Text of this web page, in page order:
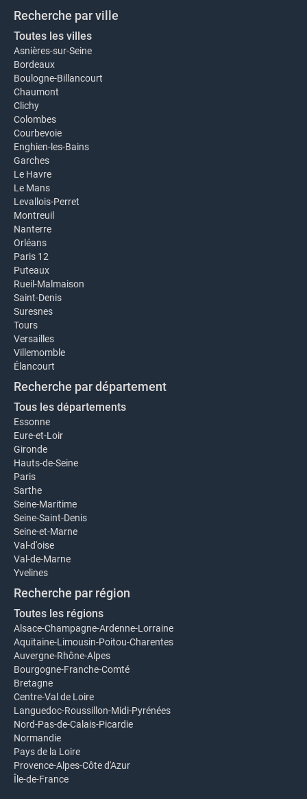
Recherche par ville
Toutes les villes
Asnières-sur-Seine
Bordeaux
Boulogne-Billancourt
Chaumont
Clichy
Colombes
Courbevoie
Enghien-les-Bains
Garches
Le Havre
Le Mans
Levallois-Perret
Montreuil
Nanterre
Orléans
Paris 12
Puteaux
Rueil-Malmaison
Saint-Denis
Suresnes
Tours
Versailles
Villemomble
Élancourt
Recherche par département
Tous les départements
Essonne
Eure-et-Loir
Gironde
Hauts-de-Seine
Paris
Sarthe
Seine-Maritime
Seine-Saint-Denis
Seine-et-Marne
Val-d'oise
Val-de-Marne
Yvelines
Recherche par région
Toutes les régions
Alsace-Champagne-Ardenne-Lorraine
Aquitaine-Limousin-Poitou-Charentes
Auvergne-Rhône-Alpes
Bourgogne-Franche-Comté
Bretagne
Centre-Val de Loire
Languedoc-Roussillon-Midi-Pyrénées
Nord-Pas-de-Calais-Picardie
Normandie
Pays de la Loire
Provence-Alpes-Côte d'Azur
Île-de-France